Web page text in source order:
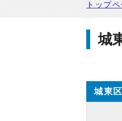
トップ
城
城東